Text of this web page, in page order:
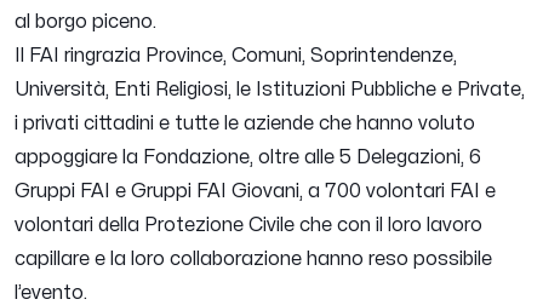
al borgo piceno.
Il FAI ringrazia Province, Comuni, Soprintendenze,
Università, Enti Religiosi, le Istituzioni Pubbliche e Private,
i privati cittadini e tutte le aziende che hanno voluto
appoggiare la Fondazione, oltre alle 5 Delegazioni, 6
Gruppi FAI e Gruppi FAI Giovani, a 700 volontari FAI e
volontari della Protezione Civile che con il loro lavoro
capillare e la loro collaborazione hanno reso possibile
l’evento.